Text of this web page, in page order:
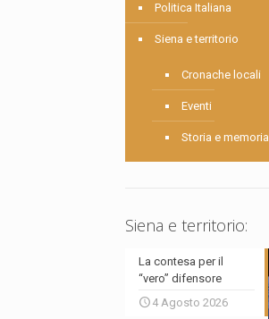
Politica Italiana
Siena e territorio
Cronache locali
Eventi
Storia e memoria
Siena e territorio:
La contesa per il
“vero” difensore
4 Agosto 2026